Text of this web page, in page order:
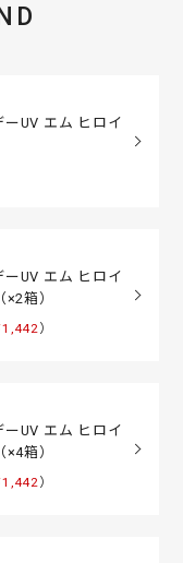
UV エム ヒロイ
UV エム ヒロイ
箱）
）
UV エム ヒロイ
箱）
）